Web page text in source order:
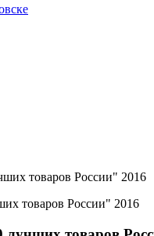
товаров России" 2016